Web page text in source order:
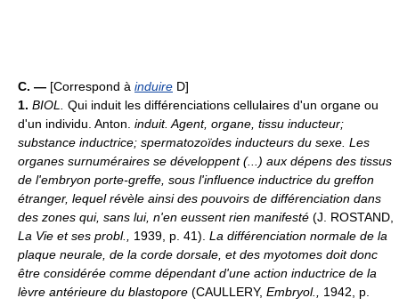
C. — [Correspond à induire D]
1. BIOL. Qui induit les différenciations cellulaires d'un organe ou
d'un individu. Anton. induit. Agent, organe, tissu inducteur;
substance inductrice; spermatozoïdes inducteurs du sexe. Les
organes surnuméraires se développent (...) aux dépens des tissus
de l'embryon porte-greffe, sous l'influence inductrice du greffon
étranger, lequel révèle ainsi des pouvoirs de différenciation dans
des zones qui, sans lui, n'en eussent rien manifesté (J. ROSTAND,
La Vie et ses probl., 1939, p. 41). La différenciation normale de la
plaque neurale, de la corde dorsale, et des myotomes doit donc
être considérée comme dépendant d'une action inductrice de la
lèvre antérieure du blastopore (CAULLERY, Embryol., 1942, p.